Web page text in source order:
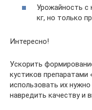
Урожайность с
кг, но только
Интересно!
Ускорить
кустиков препаратами
использовать их
навредить качеству и